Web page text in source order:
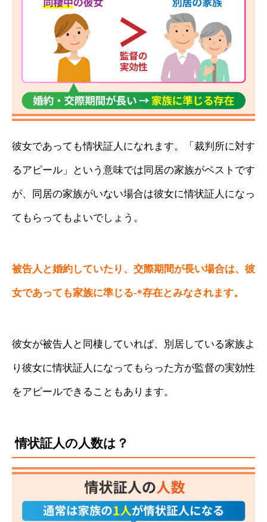
彼女であっても情状証人になれます。「裁判所に対す
るアピール」という意味では同居の家族がベストです
が、同居の家族がいない場合は彼女に情状証人になっ
てもらってもよいでしょう。
被告人と婚約していたり、交際期間が長い場合は、彼
女であっても家族に準じる-*存在とみなされます。
彼女が被告人と同棲していれば、別居している家族よ
り彼女に情状証人になってもらった方が監督の実効性
をアピールできることもあります。
情状証人の人数は？